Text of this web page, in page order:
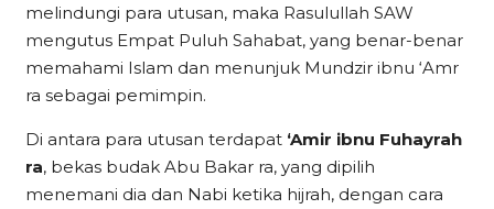
melindungi para utusan, maka Rasulullah SAW
mengutus Empat Puluh Sahabat, yang benar-benar
memahami Islam dan menunjuk Mundzir ibnu ‘Amr
ra sebagai pemimpin.
Di antara para utusan terdapat ‘Amir ibnu Fuhayrah
ra, bekas budak Abu Bakar ra, yang dipilih
menemani dia dan Nabi ketika hijrah, dengan cara